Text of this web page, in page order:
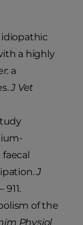
idiopathic
a highly
a
J Vet
J
911.
of the
Physiol